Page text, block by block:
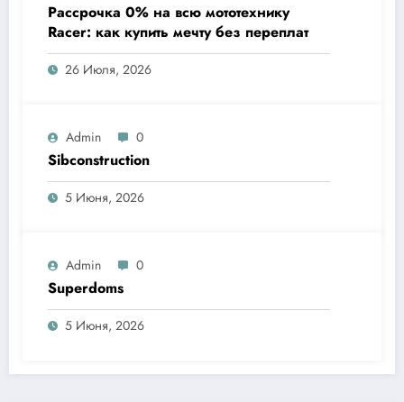
Рассрочка 0% на всю мототехнику
Racer: как купить мечту без переплат
26 Июля, 2026
Admin 0
Sibconstruction
5 Июня, 2026
Admin 0
Superdoms
5 Июня, 2026